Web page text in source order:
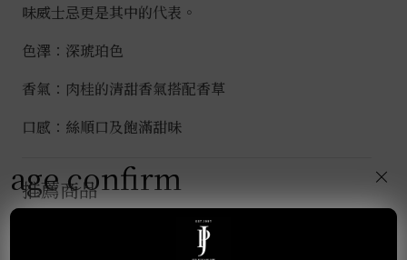
味威士忌更是其中的代表。
色澤：深琥珀色
香氣：肉桂的清甜香氣搭配香草
口感：絲順口及飽滿甜味
推薦商品
age confirm ×